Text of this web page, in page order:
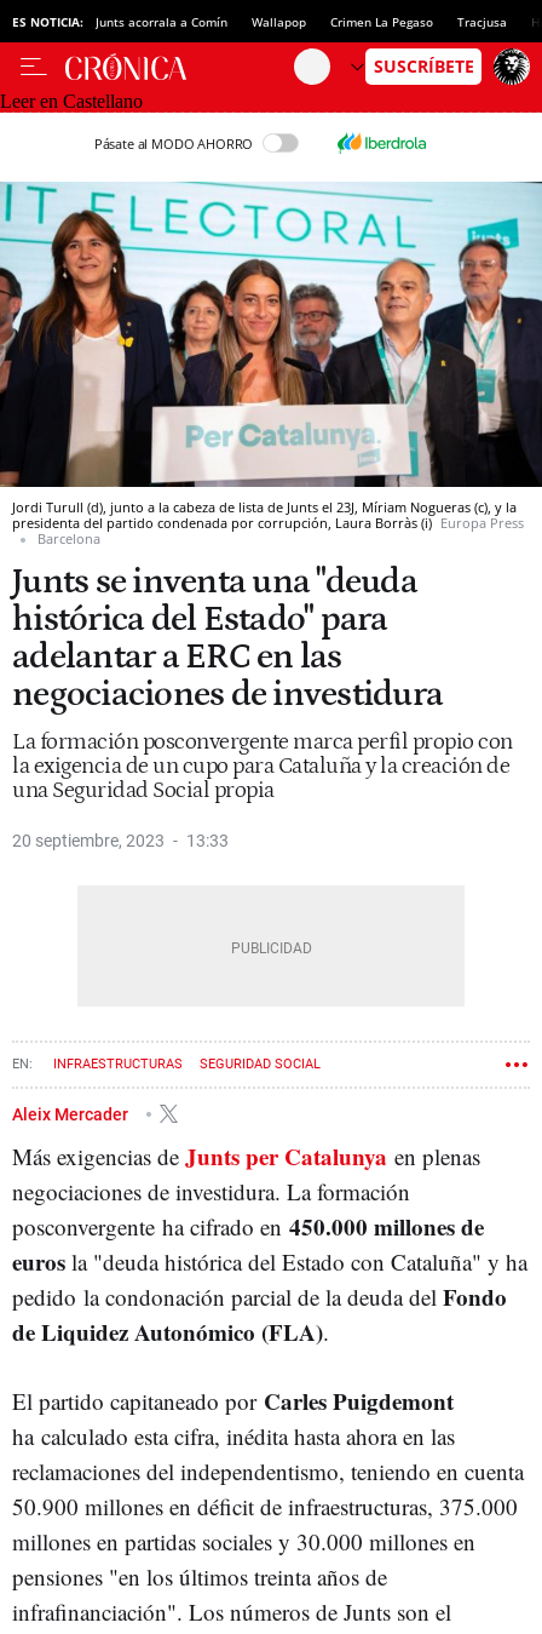
ES NOTICIA: Junts acorrala a Comín Wallapop Crimen La Pegaso Tracjusa
Leer en Castellano
Pásate al MODO AHORRO
Jordi Turull (d), junto a la cabeza de lista de Junts el 23J, Míriam Nogueras (c), y la
presidenta del partido condenada por corrupción, Laura Borràs (i) Europa Press
Barcelona
Junts se inventa una "deuda
histórica del Estado" para
adelantar a ERC en las
negociaciones de investidura
La formación posconvergente marca perfil propio con
la exigencia de un cupo para Cataluña y la creación de
una Seguridad Social propia
20 septiembre, 2023 13:33
INFRAESTRUCTURAS SEGURIDAD SOCIAL
FONDO DE LIQUIDEZ AUTONÓMICO (FLA)
Aleix Mercader
Más exigencias de Junts per Catalunya en plenas
negociaciones de investidura. La formación
posconvergente ha cifrado en 450.000 millones de
euros la "deuda histórica del Estado con Cataluña" y ha
pedido la condonación parcial de la deuda del Fondo
de Liquidez Autonómico (FLA).
El partido capitaneado por Carles Puigdemont
ha calculado esta cifra, inédita hasta ahora en las
reclamaciones del independentismo, teniendo en cuenta
50.900 millones en déficit de infraestructuras, 375.000
millones en partidas sociales y 30.000 millones en
pensiones "en los últimos treinta años de
infrafinanciación". Los números de Junts son el